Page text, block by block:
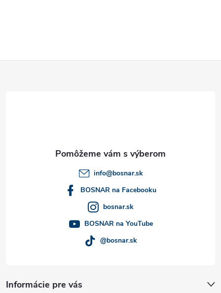
p
Informácie pre vás
info@bosnar.sk
BOSNAR na Facebooku
bosnar.sk
BOSNAR na YouTube
@bosnar.sk